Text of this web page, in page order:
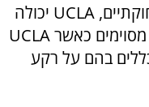
UCLA יכולה
כאשרUCLA
בהם על רקע